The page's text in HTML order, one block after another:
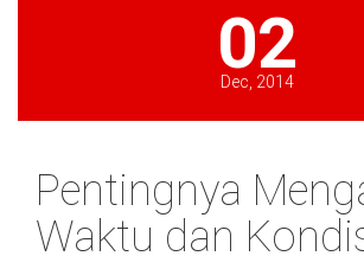
02
Dec, 2014
Pentingnya
Waktu dan